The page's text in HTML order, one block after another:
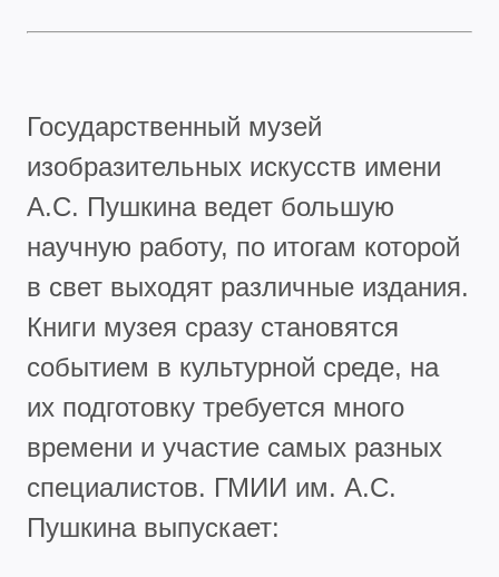
Государственный музей
изобразительных искусств имени
А.С. Пушкина ведет большую
научную работу, по итогам которой
в свет выходят различные издания.
Книги музея сразу становятся
событием в культурной среде, на
их подготовку требуется много
времени и участие самых разных
специалистов. ГМИИ им. А.С.
Пушкина выпускает: